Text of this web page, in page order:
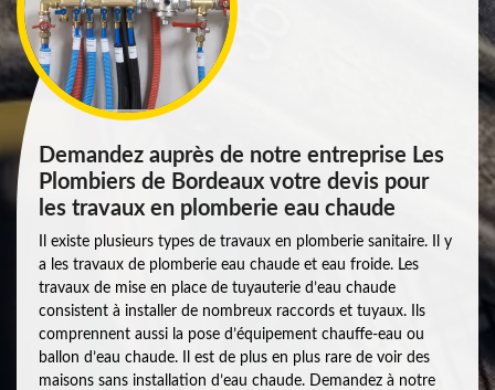
Demandez auprès de notre entreprise Les
Plombiers de Bordeaux votre devis pour
les travaux en plomberie eau chaude
Il existe plusieurs types de travaux en plomberie sanitaire. Il y
a les travaux de plomberie eau chaude et eau froide. Les
travaux de mise en place de tuyauterie d’eau chaude
consistent à installer de nombreux raccords et tuyaux. Ils
comprennent aussi la pose d’équipement chauffe-eau ou
ballon d’eau chaude. Il est de plus en plus rare de voir des
maisons sans installation d’eau chaude. Demandez à notre